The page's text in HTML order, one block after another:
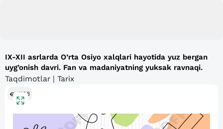
IX-XII asrlarda O’rta Osiyo xalqlari hayotida yuz bergan
uyg’onish davri. Fan va madaniyatning yuksak ravnaqi.
Taqdimotlar | Tarix
1128